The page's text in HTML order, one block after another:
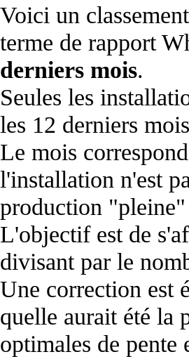
Voici un
terme de rapport
derniers mois.
Seules les
les 12 derniers
Le mois
l'installation n'est
production "pleine"
L'objectif est de
divisant par le
Une correction est
quelle aurait été la
optimales de